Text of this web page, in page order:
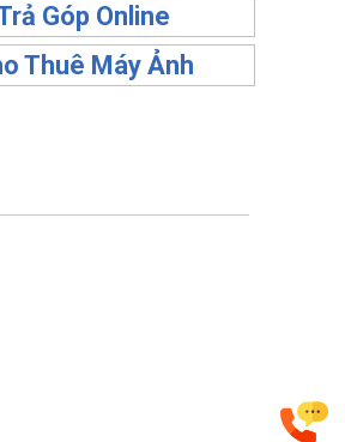
cũng được chế tạo từ hơn 50%
Góp Online
Thuê Máy Ảnh